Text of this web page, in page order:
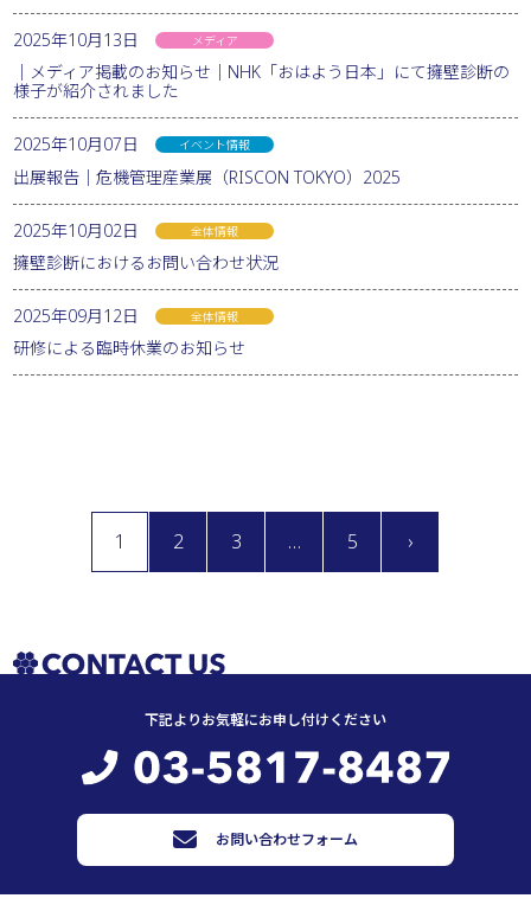
2025年10月13日 メディア
｜メディア掲載のお知らせ｜NHK「おはよう日本」にて擁壁診断の
様子が紹介されました
2025年10月07日 イベント情報
出展報告｜危機管理産業展（RISCON TOKYO）2025
2025年10月02日 全体情報
擁壁診断におけるお問い合わせ状況
2025年09月12日 全体情報
研修による臨時休業のお知らせ
1 2 3 … 5 ›
下記よりお気軽にお申し付けください
お問い合わせフォーム